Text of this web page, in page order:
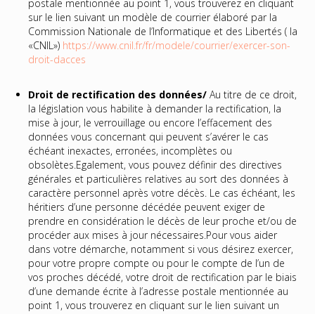
postale mentionnée au point 1, vous trouverez en cliquant
sur le lien suivant un modèle de courrier élaboré par la
Commission Nationale de l’Informatique et des Libertés ( la
«CNIL») https://www.cnil.fr/fr/modele/courrier/exercer-son-
droit-dacces
Droit de rectification des données/ Au titre de ce droit,
la législation vous habilite à demander la rectification, la
mise à jour, le verrouillage ou encore l’effacement des
données vous concernant qui peuvent s’avérer le cas
échéant inexactes, erronées, incomplètes ou
obsolètes.Egalement, vous pouvez définir des directives
générales et particulières relatives au sort des données à
caractère personnel après votre décès. Le cas échéant, les
héritiers d’une personne décédée peuvent exiger de
prendre en considération le décès de leur proche et/ou de
procéder aux mises à jour nécessaires.Pour vous aider
dans votre démarche, notamment si vous désirez exercer,
pour votre propre compte ou pour le compte de l’un de
vos proches décédé, votre droit de rectification par le biais
d’une demande écrite à l’adresse postale mentionnée au
point 1, vous trouverez en cliquant sur le lien suivant un